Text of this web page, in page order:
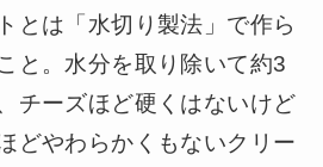
とは「水切り製法」で作ら
と。水分を取り除いて約3
チーズほど硬くはないけど
どやわらかくもないクリー